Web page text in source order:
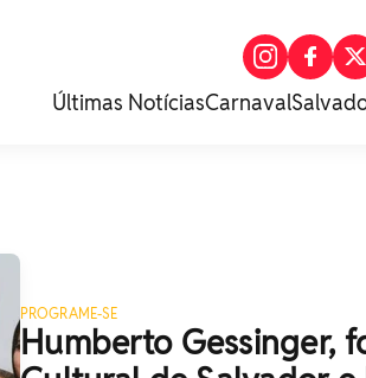
Últimas NotíciasCarnaval
PROGRAME-SE
Humberto Gessinger,